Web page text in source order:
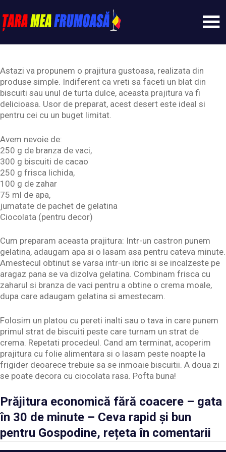
to
content
Tarameafrumoasa
Astazi va propunem o prajitura gustoasa, realizata din
produse simple. Indiferent ca vreti sa faceti un blat din
biscuiti sau unul de turta dulce, aceasta prajitura va fi
delicioasa. Usor de preparat, acest desert este ideal si
pentru cei cu un buget limitat.
Avem nevoie de:
250 g de branza de vaci,
300 g biscuiti de cacao
250 g frisca lichida,
100 g de zahar
75 ml de apa,
jumatate de pachet de gelatina
Ciocolata (pentru decor)
Cum preparam aceasta prajitura: Intr-un castron punem
gelatina, adaugam apa si o lasam asa pentru cateva minute.
Amestecul obtinut se varsa intr-un ibric si se incalzeste pe
aragaz pana se va dizolva gelatina. Combinam frisca cu
zaharul si branza de vaci pentru a obtine o crema moale,
dupa care adaugam gelatina si amestecam.
Folosim un platou cu pereti inalti sau o tava in care punem
primul strat de biscuiti peste care turnam un strat de
crema. Repetati procedeul. Cand am terminat, acoperim
prajitura cu folie alimentara si o lasam peste noapte la
frigider deoarece trebuie sa se inmoaie biscuitii. A doua zi
se poate decora cu ciocolata rasa. Pofta buna!
Prăjitura economică fără coacere – gata
în 30 de minute – Ceva rapid și bun
pentru Gospodine, rețeta în comentarii